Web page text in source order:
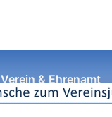
Verein & Ehrenamt